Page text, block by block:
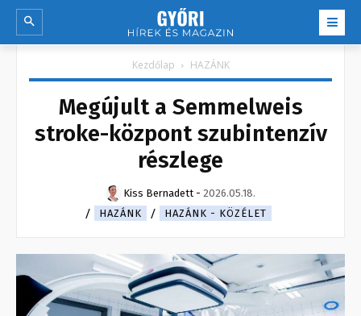
Kezdőlap HAZÁNK
Megújult a Semmelweis
stroke-központ szubintenzív
részlege
Kiss Bernadett - 2026.05.18.
HAZÁNK
HAZÁNK - KÖZÉLET